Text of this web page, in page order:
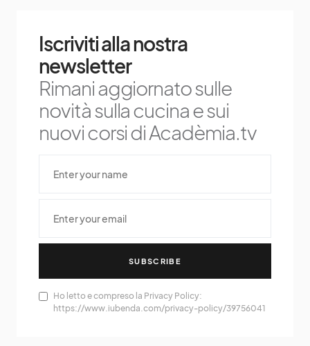
Iscriviti alla nostra
newsletter
Rimani aggiornato sulle
novità sulla cucina e sui
nuovi corsi di Acadèmia.tv
SUBSCRIBE
Ho letto e compreso la Privacy Policy:
https://www.iubenda.com/privacy-policy/39756041